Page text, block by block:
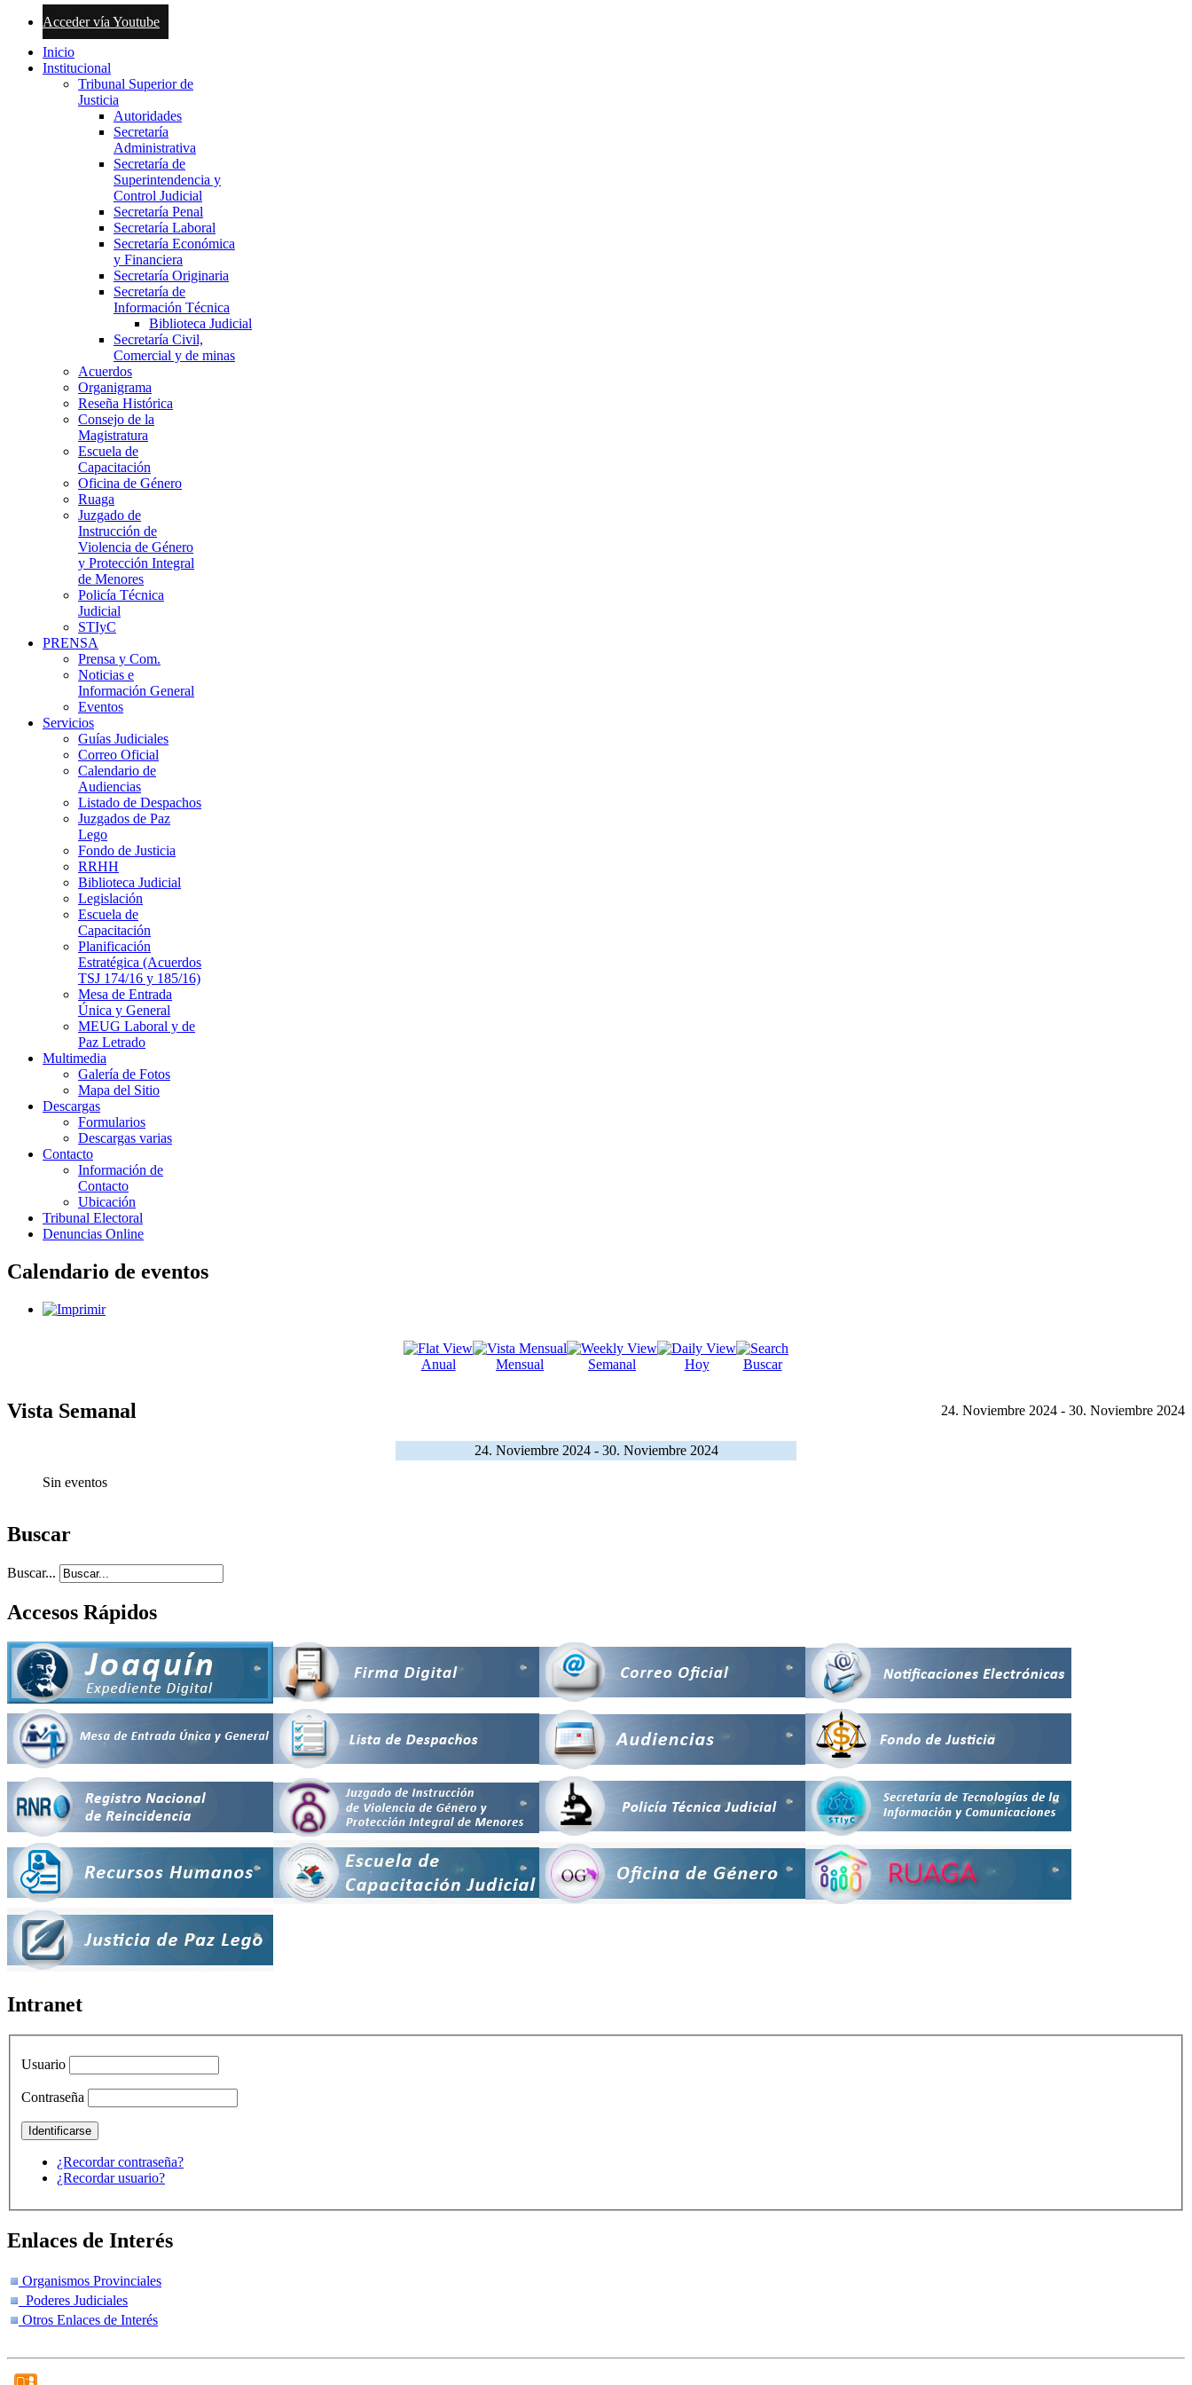
Acceder vía Youtube
Inicio
Institucional
Tribunal Superior de
Justicia
Autoridades
Secretaría
Administrativa
Secretaría de
Superintendencia y
Control Judicial
Secretaría Penal
Secretaría Laboral
Secretaría Económica
y Financiera
Secretaría Originaria
Secretaría de
Información Técnica
Biblioteca Judicial
Secretaría Civil,
Comercial y de minas
Acuerdos
Organigrama
Reseña Histórica
Consejo de la
Magistratura
Escuela de
Capacitación
Oficina de Género
Ruaga
Juzgado de
Instrucción de
Violencia de Género
y Protección Integral
de Menores
Policía Técnica
Judicial
STIyC
PRENSA
Prensa y Com.
Noticias e
Información General
Eventos
Servicios
Guías Judiciales
Correo Oficial
Calendario de
Audiencias
Listado de Despachos
Juzgados de Paz
Lego
Fondo de Justicia
RRHH
Biblioteca Judicial
Legislación
Escuela de
Capacitación
Planificación
Estratégica (Acuerdos
TSJ 174/16 y 185/16)
Mesa de Entrada
Única y General
MEUG Laboral y de
Paz Letrado
Multimedia
Galería de Fotos
Mapa del Sitio
Descargas
Formularios
Descargas varias
Contacto
Información de
Contacto
Ubicación
Tribunal Electoral
Denuncias Online
Calendario de eventos
Anual Mensual Semanal Hoy Buscar
Vista Semanal 24. Noviembre 2024 - 30. Noviembre 2024
24. Noviembre 2024 - 30. Noviembre 2024
Sin eventos
Buscar
Buscar...
Accesos Rápidos
Intranet
Usuario
Contraseña
¿Recordar contraseña?
¿Recordar usuario?
Enlaces de Interés
Organismos Provinciales
Poderes Judiciales
Otros Enlaces de Interés